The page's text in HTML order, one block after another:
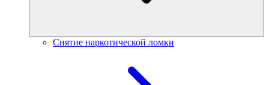
Снятие наркотической ломки